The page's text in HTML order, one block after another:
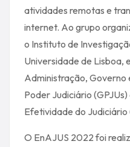
atividades remotas e
internet. Ao grupo
o Instituto de
Universidade de Lisboa,
Administração, Governo
Poder Judiciário
Efetividade do Judiciário
O EnAJUS 2022 foi